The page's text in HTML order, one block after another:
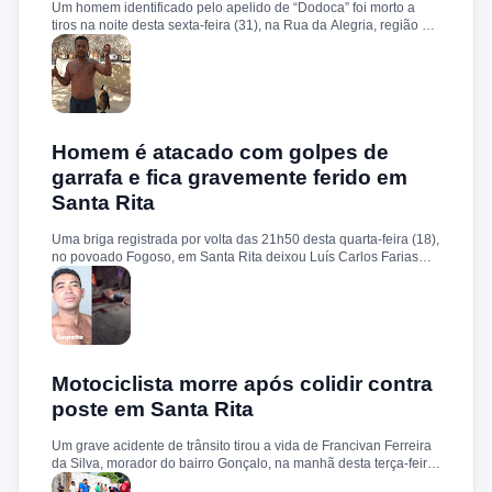
preso. O caso será investigado pela Delegacia de Polícia Civil
de Santa Rita.
Um homem identificado pelo apelido de “Dodoca” foi morto a
tiros na noite desta sexta-feira (31), na Rua da Alegria, região do
conjunto Cohab, em Santa Rita. Segundo informações, a
vítima teria sido abordada por homens armados nas
proximidades de sua residência. Durante a ação, os suspeitos
efetuaram um disparo contra a cabeça de “Dodoca”, que morreu
ainda no local. Pelas características do crime, a polícia trabalha
iniciais, o corpo foi removido e encaminhado ao Instituto Médico
Legal (IML). O caso deverá ser investigado pela Polícia Civil, que
deve buscar esclarecer a autoria, a motivação e as
circunstâncias do homicídio. Até o momento, não há informações
Homem é atacado com golpes de
garrafa e fica gravemente ferido em
Santa Rita
Uma briga registrada por volta das 21h50 desta quarta-feira (18),
no povoado Fogoso, em Santa Rita deixou Luís Carlos Farias
Alves gravemente ferido. Segundo informações, ele e o suspeito
Benedito Alves dos Santos estavam ingerindo bebida alcoólica
quando teve início uma discussão. Durante a confusão, Benedito
quebrou uma garrafa e desferiu vários golpes contra a vítima.
Luís Carlos foi socorrido e, devido à gravidade dos ferimentos,
localizado em sua residência, preso e encaminhado à Delegacia
de Rosário para os procedimentos legais.
Motociclista morre após colidir contra
poste em Santa Rita
Um grave acidente de trânsito tirou a vida de Francivan Ferreira
da Silva, morador do bairro Gonçalo, na manhã desta terça-feira
(02). De acordo com informações, Francivan seguia de